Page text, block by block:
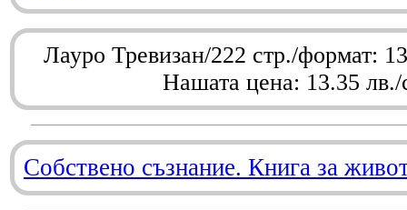
Лауро Тревизан/222 стр./формат:
Нашата цена: 13.35 лв./
Собствено съзнание. Книга за